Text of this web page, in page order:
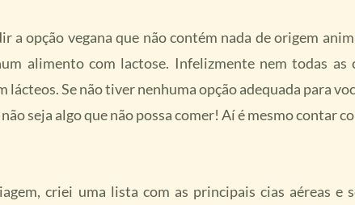
a opção vegana que não contém nada de origem
alimento com lactose. Infelizmente nem todas as
lácteos. Se não tiver nenhuma opção adequada para
seja algo que não possa comer! Aí é mesmo contar
criei uma lista com as principais cias aéreas e